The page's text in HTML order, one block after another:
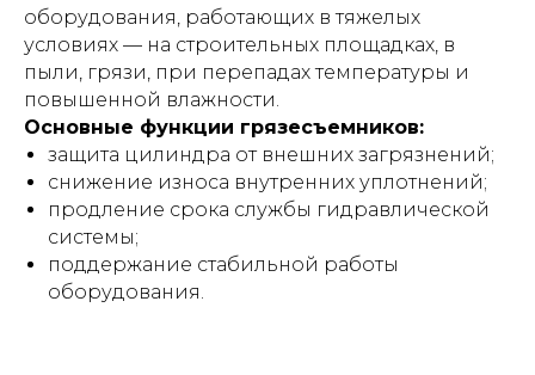
оборудования, работающих в тяжелых
условиях — на строительных площадках, в
пыли, грязи, при перепадах температуры и
повышенной влажности.
Основные функции грязесъемников:
защита цилиндра от внешних загрязнений;
снижение износа внутренних уплотнений;
продление срока службы гидравлической
системы;
поддержание стабильной работы
оборудования.